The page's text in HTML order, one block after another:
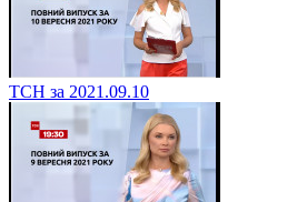
ТСН за 2021.09.10